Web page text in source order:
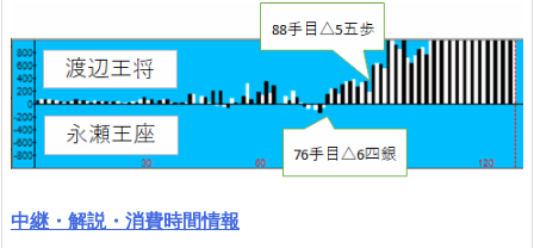
中継・解説・消費時間情報